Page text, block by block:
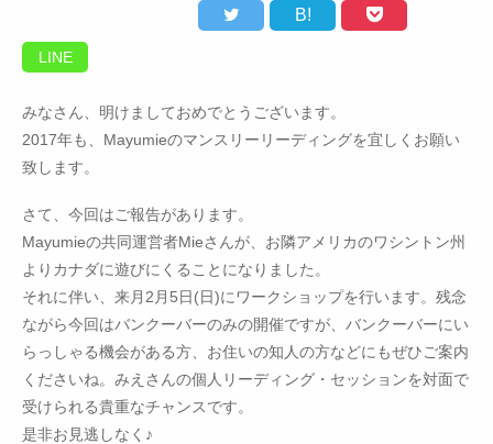
B!
LINE
みなさん、明けましておめでとうございます。
2017年も、Mayumieのマンスリーリーディングを宜しくお願い
致します。
さて、今回はご報告があります。
Mayumieの共同運営者Mieさんが、お隣アメリカのワシントン州
よりカナダに遊びにくることになりました。
それに伴い、来月2月5日(日)にワークショップを行います。残念
ながら今回はバンクーバーのみの開催ですが、バンクーバーにい
らっしゃる機会がある方、お住いの知人の方などにもぜひご案内
くださいね。みえさんの個人リーディング・セッションを対面で
受けられる貴重なチャンスです。
是非お見逃しなく♪